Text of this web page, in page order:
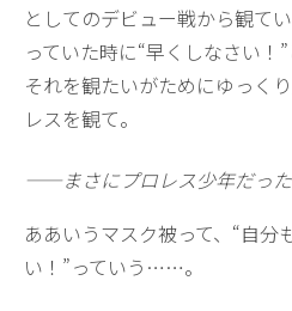
としてのデビュー戦から観て
っていた時に“早くしなさい！
それを観たいがためにゆっく
レスを観て。
——まさにプロレス少年だった
ああいうマスク被って、“自分
い！”っていう……。